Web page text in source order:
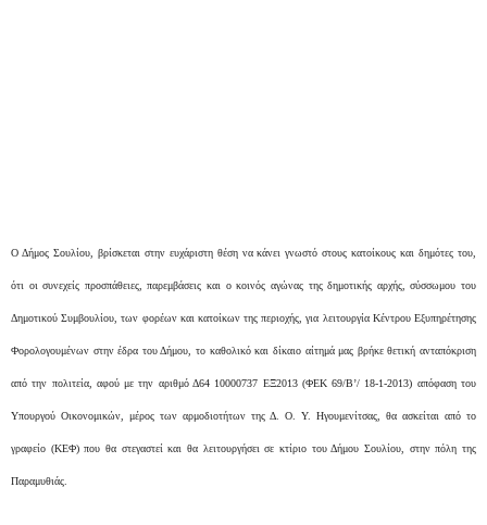
Ο Δήμος Σουλίου, βρίσκεται στην ευχάριστη θέση να κάνει γνωστό στους κατοίκους και δημότες του,
ότι οι συνεχείς προσπάθειες, παρεμβάσεις και ο κοινός αγώνας της δημοτικής αρχής, σύσσωμου του
Δημοτικού Συμβουλίου, των φορέων και κατοίκων της περιοχής, για λειτουργία Κέντρου Εξυπηρέτησης
Φορολογουμένων στην έδρα του Δήμου, το καθολικό και δίκαιο αίτημά μας βρήκε θετική ανταπόκριση
από την πολιτεία, αφού με την αριθμό Δ64 10000737 ΕΞ2013 (ΦΕΚ 69/Β’/ 18-1-2013) απόφαση του
Υπουργού Οικονομικών, μέρος των αρμοδιοτήτων της Δ. Ο. Υ. Ηγουμενίτσας, θα ασκείται από το
γραφείο (ΚΕΦ) που θα στεγαστεί και θα λειτουργήσει σε κτίριο του Δήμου Σουλίου, στην πόλη της
Παραμυθιάς.